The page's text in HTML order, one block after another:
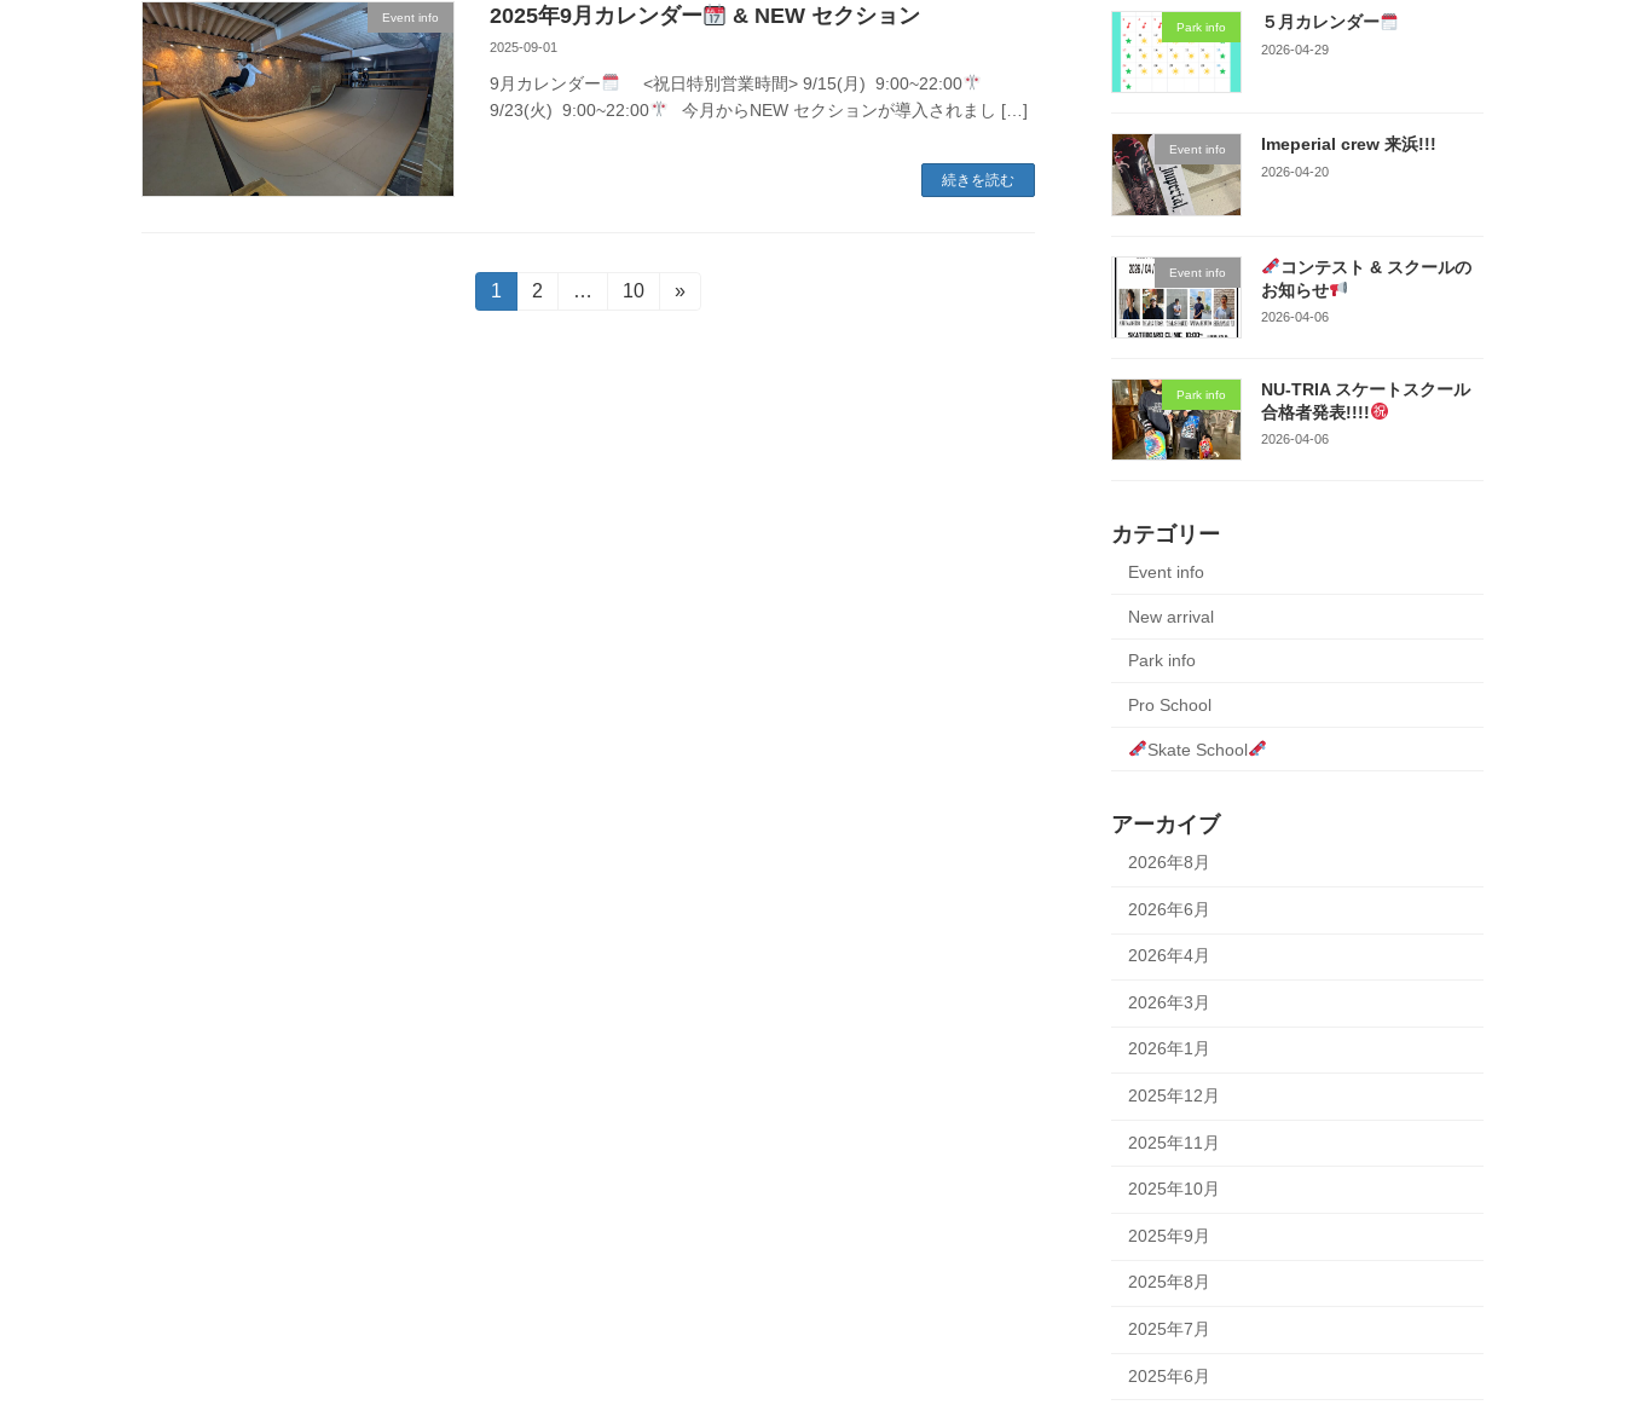
Event info 2025年9月カレンダー & NEW セクション
2025-09-01
9月カレンダー
<祝日特別営業時間> 9/15(月) 9:00~22:00
9/23(火) 9:00~22:00
今月からNEW セクションが導入されまし […]
続きを読む
固
定
1
固
2 …
固
10 »
Park info ５月カレンダー
2026-04-29
Event info Imeperial crew 来浜!!!
2026-04-20
Event info
コンテスト & スクールの
お知らせ
2026-04-06
Park info
NU-TRIA スケートスクール
合格者発表!!!!
2026-04-06
カテゴリー
Event info
New arrival
Park info
Pro School
Skate School
アーカイブ
2026年8月
2026年6月
2026年4月
2026年3月
2026年1月
2025年12月
2025年11月
2025年10月
2025年9月
2025年8月
2025年7月
2025年6月